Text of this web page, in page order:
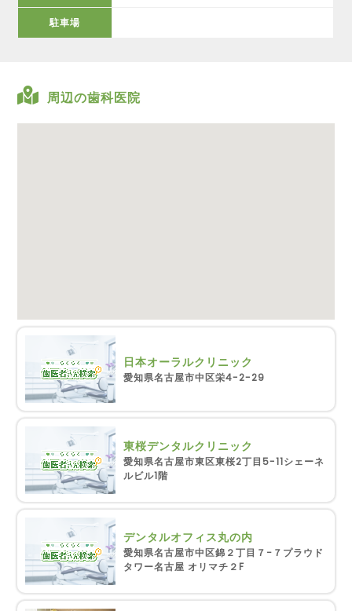
駐車場
周辺の歯科医院
日本オーラルクリニック
愛知県名古屋市中区栄4-2-29
東桜デンタルクリニック
愛知県名古屋市東区東桜2丁目5-11シェーネ
ルビル1階
デンタルオフィス丸の内
愛知県名古屋市中区錦２丁目７−７プラウド
タワー名古屋 オリマチ２F